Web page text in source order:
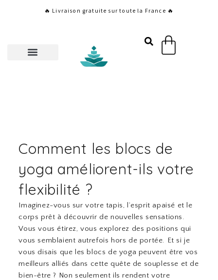
🔥 Livraison gratuite sur toute la France 🔥
Panier
Comment les blocs de
yoga améliorent-ils votre
flexibilité ?
Imaginez-vous sur votre tapis, l’esprit apaisé et le
corps prêt à découvrir de nouvelles sensations.
Vous vous étirez, vous explorez des positions qui
vous semblaient autrefois hors de portée. Et si je
vous disais que les blocs de yoga peuvent être vos
meilleurs alliés dans cette quête de souplesse et de
bien-être ? Non seulement ils rendent votre